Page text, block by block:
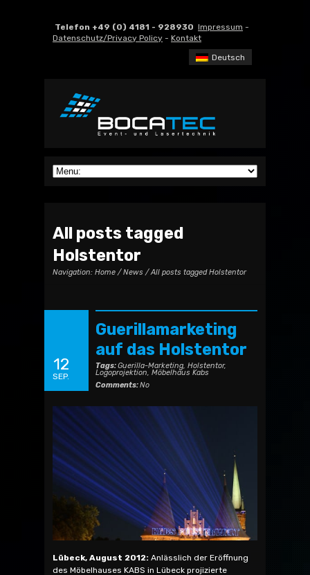
Telefon +49 (0) 4181 - 928930 Impressum -
Datenschutz/Privacy Policy - Kontakt
Deutsch
All posts tagged
Holstentor
Navigation: Home /News / All posts tagged Holstentor
12
SEP.
Guerillamarketing
auf das Holstentor
Tags:Guerilla-Marketing, Holstentor,
Logoprojektion, Möbelhaus Kabs
Comments:No
Lübeck, August 2012: Anlässlich der Eröffnung
des Möbelhauses KABS in Lübeck projizierte